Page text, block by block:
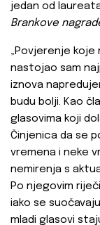
jedan od
Brankove
„Povjerenje koje
nastojao sam
iznova
budu bolji. Kao
glasovima koji
Činjenica da se
vremena i neke
nemirenja s
Po njegovim
iako se
mladi glasovi